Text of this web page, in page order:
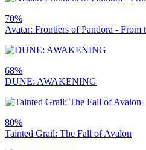
70%
Avatar: Frontiers of Pandora - From
68%
DUNE: AWAKENING
80%
Tainted Grail: The Fall of Avalon